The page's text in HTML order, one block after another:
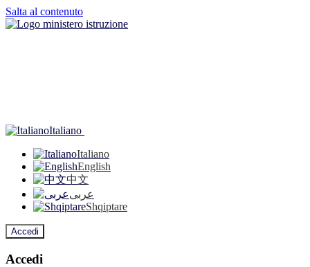
Salta al contenuto
Italiano
Italiano
English
中文
عربى
Shqiptare
Accedi
Accedi